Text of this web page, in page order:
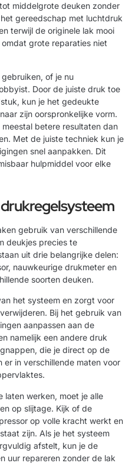
middelgrote deuken zonder
gereedschap met luchtdruk
terwijl de originele lak mooi
grote reparaties niet
of je nu
Door de juiste druk toe
kun je het gedeukte
zijn oorspronkelijke vorm.
betere resultaten dan
Met de juiste techniek kun je
snel aanpakken. Dit
hulpmiddel voor elke
gebruik van verschillende
deukjes precies te
uit drie belangrijke delen:
nauwkeurige drukmeter en
soorten deuken.
het systeem en zorgt voor
Bij het gebruik van
aanpassen aan de
namelijk een andere druk
die je direct op de
in verschillende maten voor
laten werken, moet je alle
op slijtage. Kijk of de
op volle kracht werkt en
zijn. Als je het systeem
afstelt, kun je de
uur repareren zonder de lak